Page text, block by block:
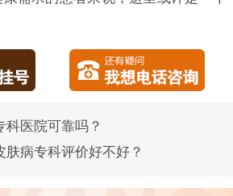
科医院可靠吗？
肤病专科评价好不好？